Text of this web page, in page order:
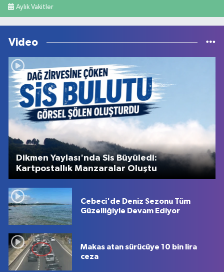
Aylık Vakitler
Video
Dikmen Yaylası'nda Sis Büyüledi:
Kartpostallık Manzaralar Oluştu
Cebeci'de Deniz Sezonu Tüm
Güzelliğiyle Devam Ediyor
Makas atan sürücüye 10 bin lira
ceza